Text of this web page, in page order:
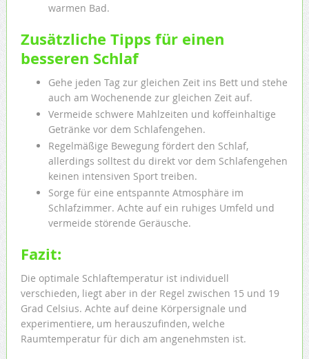
warmen Bad.
Zusätzliche Tipps für einen
besseren Schlaf
Gehe jeden Tag zur gleichen Zeit ins Bett und stehe
auch am Wochenende zur gleichen Zeit auf.
Vermeide schwere Mahlzeiten und koffeinhaltige
Getränke vor dem Schlafengehen.
Regelmäßige Bewegung fördert den Schlaf,
allerdings solltest du direkt vor dem Schlafengehen
keinen intensiven Sport treiben.
Sorge für eine entspannte Atmosphäre im
Schlafzimmer. Achte auf ein ruhiges Umfeld und
vermeide störende Geräusche.
Fazit:
Die optimale Schlaftemperatur ist individuell
verschieden, liegt aber in der Regel zwischen 15 und 19
Grad Celsius. Achte auf deine Körpersignale und
experimentiere, um herauszufinden, welche
Raumtemperatur für dich am angenehmsten ist.